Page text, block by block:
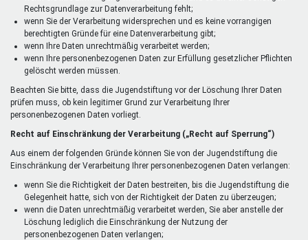
Rechtsgrundlage zur Datenverarbeitung fehlt;
wenn Sie der Verarbeitung widersprechen und es keine vorrangigen
berechtigten Gründe für eine Datenverarbeitung gibt;
wenn Ihre Daten unrechtmäßig verarbeitet werden;
wenn Ihre personenbezogenen Daten zur Erfüllung gesetzlicher Pflichten
gelöscht werden müssen.
Beachten Sie bitte, dass die Jugendstiftung vor der Löschung Ihrer Daten
prüfen muss, ob kein legitimer Grund zur Verarbeitung Ihrer
personenbezogenen Daten vorliegt.
Recht auf Einschränkung der Verarbeitung („Recht auf Sperrung“)
Aus einem der folgenden Gründe können Sie von der Jugendstiftung die
Einschränkung der Verarbeitung Ihrer personenbezogenen Daten verlangen:
wenn Sie die Richtigkeit der Daten bestreiten, bis die Jugendstiftung die
Gelegenheit hatte, sich von der Richtigkeit der Daten zu überzeugen;
wenn die Daten unrechtmäßig verarbeitet werden, Sie aber anstelle der
Löschung lediglich die Einschränkung der Nutzung der
personenbezogenen Daten verlangen;